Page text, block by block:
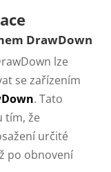
DrawDown
lze
se zařízením
. Tato
tím, že
určité
po obnovení